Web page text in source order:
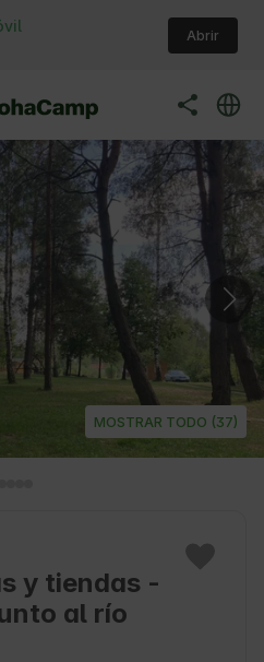
Abrir
MOSTRAR TODO (37)
y tiendas -
al río